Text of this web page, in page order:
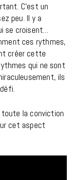
C’est un
peu. Il y a
se croisent…
ces rythmes,
créer cette
qui ne sont
ils
la conviction
cet aspect